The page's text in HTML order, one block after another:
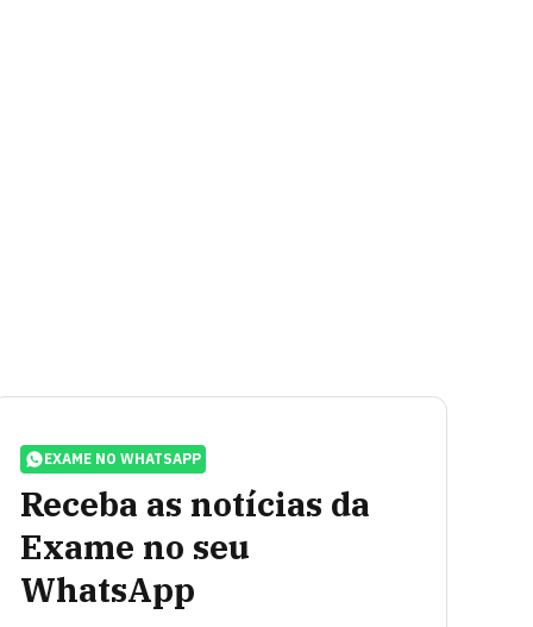
EXAME NO WHATSAPP
Receba as notícias da
Exame no seu
WhatsApp